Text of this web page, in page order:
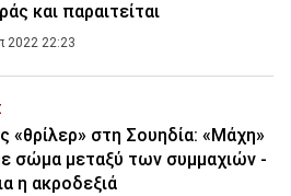
και παραιτείται
2022 22:23
«θρίλερ» στη Σουηδία: «Μάχη»
σώμα μεταξύ των συμμαχιών -
η ακροδεξιά